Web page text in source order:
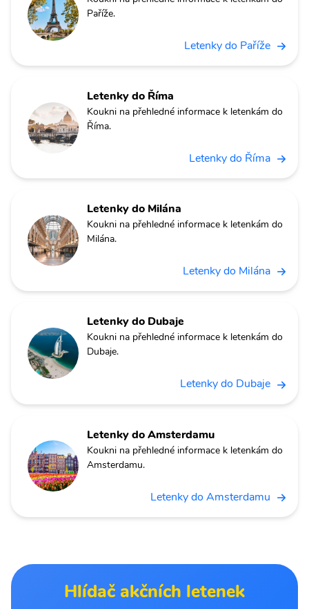
Paříže.
Letenky do Paříže
Letenky do Říma
Koukni na přehledné informace k letenkám do
Říma.
Letenky do Říma
Letenky do Milána
Koukni na přehledné informace k letenkám do
Milána.
Letenky do Milána
Letenky do Dubaje
Koukni na přehledné informace k letenkám do
Dubaje.
Letenky do Dubaje
Letenky do Amsterdamu
Koukni na přehledné informace k letenkám do
Amsterdamu.
Letenky do Amsterdamu
Hlídač akčních letenek